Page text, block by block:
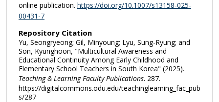
online publication. https://doi.org/10.1007/s13158-025-
00431-7
Repository Citation
Yu, Seongryeong; Gil, Minyoung; Lyu, Sung-Ryung; and
Son, Kyunghoon, "Multicultural Awareness and
Educational Continuity Among Early Childhood and
Elementary School Teachers in South Korea" (2025).
Teaching & Learning Faculty Publications. 287.
https://digitalcommons.odu.edu/teachinglearning_fac_pub
s/287